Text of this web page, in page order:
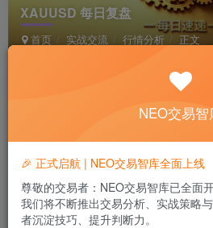
XAUUSD 每日复盘
首页 实战交流 行情分析 正文
极好 · 1000
AI AI摘要介绍
2026年6月18日，黄金现货受美伊协
NEO交易智
🎉 正式启航 | NEO交易智库全面上线
尊敬的交易者：NEO交易智库已全面
我们将不断推出交易分析、实战策略
者沉淀技巧、提升判断力。